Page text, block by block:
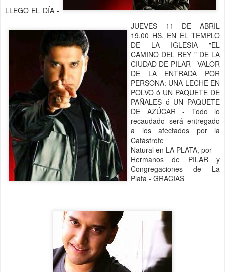
LLEGO EL DÍA -
JUEVES 11 DE ABRIL
19.00 HS. EN EL TEMPLO
DE LA IGLESIA "EL
CAMINO DEL REY " DE LA
CIUDAD DE PILAR - VALOR
DE LA ENTRADA POR
PERSONA: UNA LECHE EN
POLVO ó UN PAQUETE DE
PAÑALES ó UN PAQUETE
DE AZÚCAR - Todo lo
recaudado será entregado
a los afectados por la
Catástrofe
Natural en LA PLATA, por
Hermanos de PILAR y
Congregaciones de La
Plata - GRACIAS